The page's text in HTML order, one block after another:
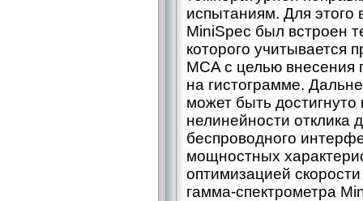
испытаниям. Для этого
MiniSpec был встроен
которого учитывается
MCA с целью внесения
на гистограмме.
может быть
нелинейности отклика
беспроводного
мощностных
оптимизацией
гамма-спектрометра